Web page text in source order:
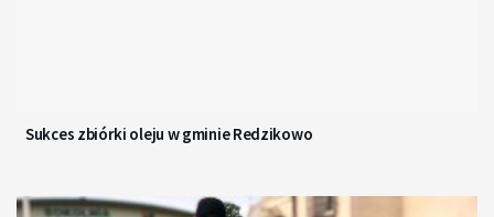
Sukces zbiórki oleju w gminie Redzikowo